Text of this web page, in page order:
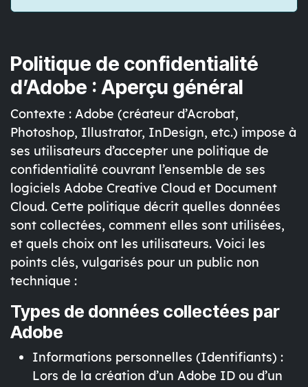
Politique de confidentialité
d’Adobe : Aperçu général
Contexte : Adobe (créateur d’Acrobat,
Photoshop, Illustrator, InDesign, etc.) impose à
ses utilisateurs d’accepter une politique de
confidentialité couvrant l’ensemble de ses
logiciels Adobe Creative Cloud et Document
Cloud. Cette politique décrit quelles données
sont collectées, comment elles sont utilisées,
et quels choix ont les utilisateurs. Voici les
points clés, vulgarisés pour un public non
technique :
Types de données collectées par
Adobe
Informations personnelles (Identifiants) :
Lors de la création d’un Adobe ID ou d’un